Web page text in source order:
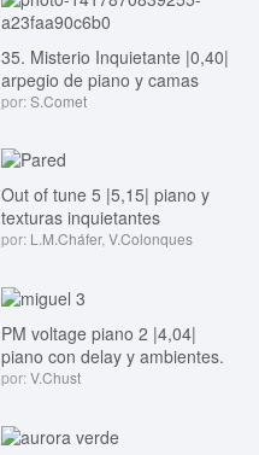
35. Misterio Inquietante |0,40|
arpegio de piano y camas
por:S.Comet
Out of tune 5 |5,15| piano y
texturas inquietantes
por: L.M.Cháfer,V.Colonques
PM voltage piano 2 |4,04|
piano con delay y ambientes.
por:V.Chust